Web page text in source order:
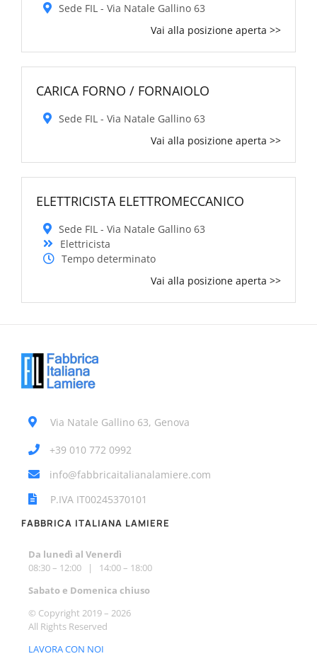
Sede FIL - Via Natale Gallino 63
Vai alla posizione aperta >>
CARICA FORNO / FORNAIOLO
Sede FIL - Via Natale Gallino 63
Vai alla posizione aperta >>
ELETTRICISTA ELETTROMECCANICO
Sede FIL - Via Natale Gallino 63
Elettricista
Tempo determinato
Vai alla posizione aperta >>
Via Natale Gallino 63, Genova
+39 010 772 0992
info@fabbricaitalianalamiere.com
P.IVA IT00245370101
FABBRICA ITALIANA LAMIERE
Da lunedì al Venerdì
08:30 – 12:00 | 14:00 – 18:00
Sabato e Domenica chiuso
© Copyright 2019 – 2026
All Rights Reserved
LAVORA CON NOI